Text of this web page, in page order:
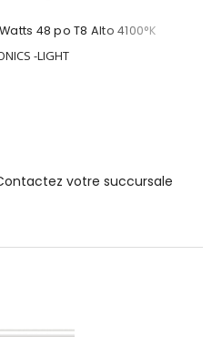
48 po T8 Alto 4100°K
-LIGHT
votre succursale